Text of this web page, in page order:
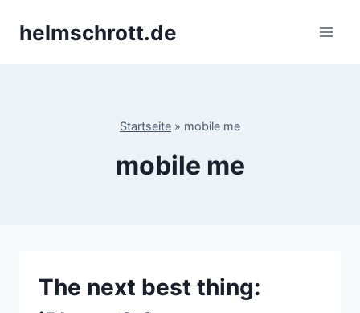
Inhalthelmschrott.de
Startseite » mobile me
mobile me
The next best thing: